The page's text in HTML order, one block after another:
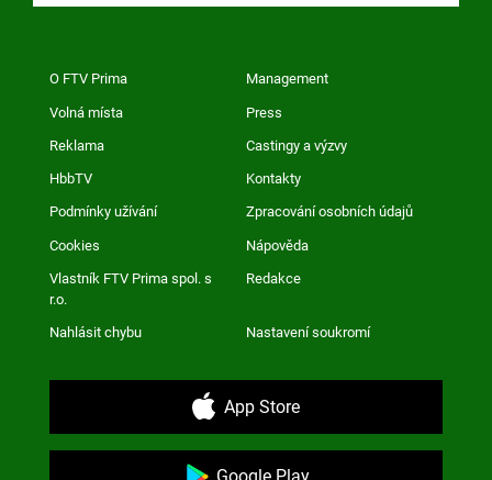
O FTV Prima Management
Volná místa Press
Reklama Castingy a výzvy
HbbTV Kontakty
Podmínky užívání Zpracování osobních údajů
Cookies Nápověda
Vlastník FTV Prima spol. s
r.o.
Redakce
Nahlásit chybu Nastavení soukromí
App Store